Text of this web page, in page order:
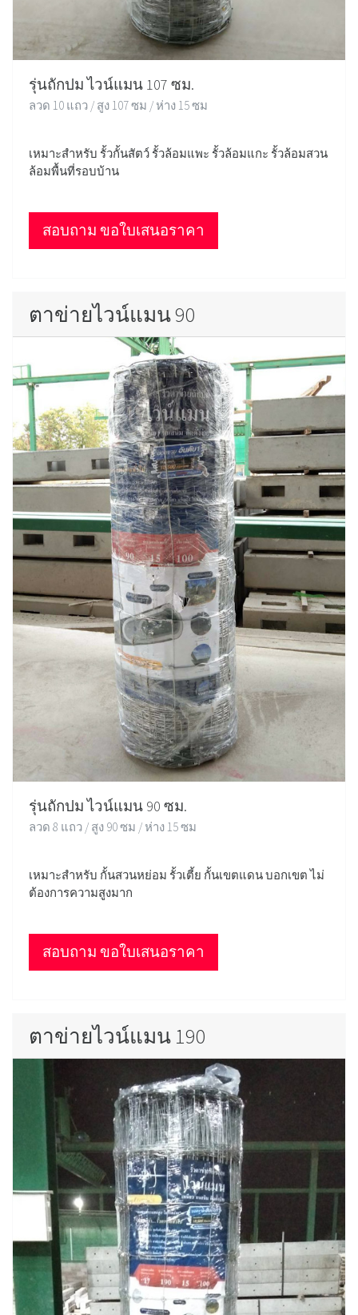
รุ่นถักปม ไวน์แมน 107 ซม.
ลวด 10 แถว / สูง 107 ซม / ห่าง 15 ซม
เหมาะสำหรับ รั้วกั้นสัตว์ รั้วล้อมแพะ รั้วล้อมแกะ รั้วล้อมสวน
ล้อมพื้นที่รอบบ้าน
สอบถาม ขอใบเสนอราคา
ตาข่ายไวน์แมน 90
รุ่นถักปม ไวน์แมน 90 ซม.
ลวด 8 แถว / สูง 90 ซม / ห่าง 15 ซม
เหมาะสำหรับ กั้นสวนหย่อม รั้วเตี้ย กั้นเขตแดน บอกเขต ไม่
ต้องการความสูงมาก
สอบถาม ขอใบเสนอราคา
ตาข่ายไวน์แมน 190